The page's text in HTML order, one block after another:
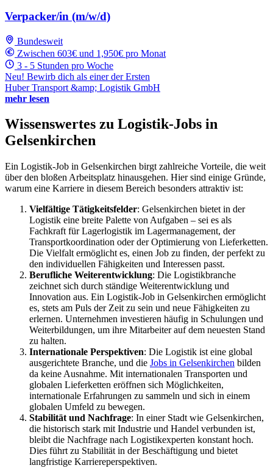
Verpacker/in (m/w/d)
Bundesweit
Zwischen 603€ und 1,950€ pro Monat
3 - 5 Stunden pro Woche
Neu! Bewirb dich als einer der Ersten
Huber Transport &amp; Logistik GmbH
mehr lesen
Wissenswertes zu Logistik-Jobs in
Gelsenkirchen
Ein Logistik-Job in Gelsenkirchen birgt zahlreiche Vorteile, die weit
über den bloßen Arbeitsplatz hinausgehen. Hier sind einige Gründe,
warum eine Karriere in diesem Bereich besonders attraktiv ist:
Vielfältige Tätigkeitsfelder: Gelsenkirchen bietet in der
Logistik eine breite Palette von Aufgaben – sei es als
Fachkraft für Lagerlogistik im Lagermanagement, der
Transportkoordination oder der Optimierung von Lieferketten.
Die Vielfalt ermöglicht es, einen Job zu finden, der perfekt zu
den individuellen Fähigkeiten und Interessen passt.
Berufliche Weiterentwicklung: Die Logistikbranche
zeichnet sich durch ständige Weiterentwicklung und
Innovation aus. Ein Logistik-Job in Gelsenkirchen ermöglicht
es, stets am Puls der Zeit zu sein und neue Fähigkeiten zu
erlernen. Unternehmen investieren häufig in Schulungen und
Weiterbildungen, um ihre Mitarbeiter auf dem neuesten Stand
zu halten.
Internationale Perspektiven: Die Logistik ist eine global
ausgerichtete Branche, und die Jobs in Gelsenkirchen bilden
da keine Ausnahme. Mit internationalen Transporten und
globalen Lieferketten eröffnen sich Möglichkeiten,
internationale Erfahrungen zu sammeln und sich in einem
globalen Umfeld zu bewegen.
Stabilität und Nachfrage: In einer Stadt wie Gelsenkirchen,
die historisch stark mit Industrie und Handel verbunden ist,
bleibt die Nachfrage nach Logistikexperten konstant hoch.
Dies führt zu Stabilität in der Beschäftigung und bietet
langfristige Karriereperspektiven.